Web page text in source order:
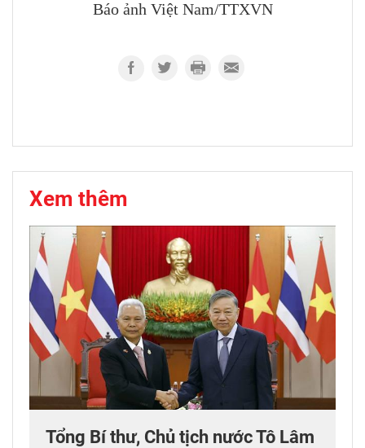
Báo ảnh Việt Nam/TTXVN
Xem thêm
Tổng Bí thư, Chủ tịch nước Tô Lâm